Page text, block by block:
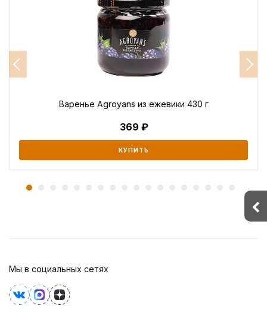
Варенье Agroyans из ежевики 430 г
369
КУПИТЬ
Мы в социальных сетях